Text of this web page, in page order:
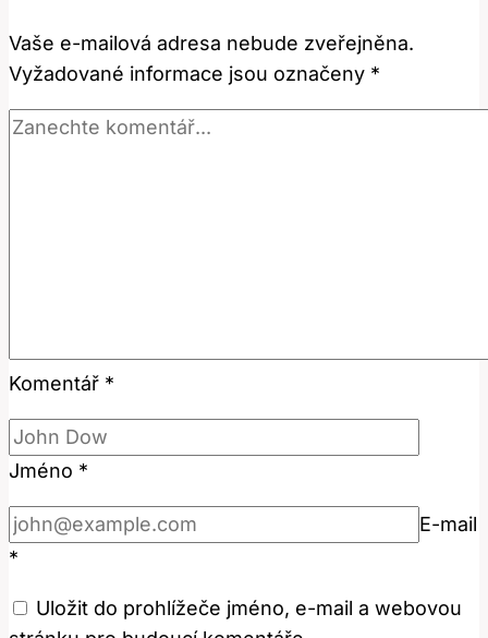
odborníky?
Vaše e-mailová adresa nebude zveřejněna.
Vyžadované informace jsou označeny *
Komentář *
Jméno *
E-mail
*
Uložit do prohlížeče jméno, e-mail a webovou